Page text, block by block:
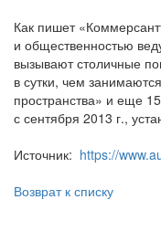
Как пишет
и общественностью
вызывают столичные
в сутки, чем
пространства» и еще
с сентября 2013 г.,
Источник: https://
Возврат к списку